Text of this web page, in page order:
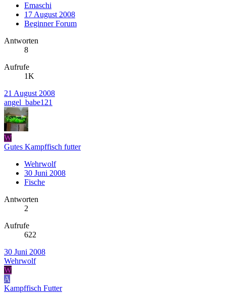
Emaschi
17 August 2008
Beginner Forum
Antworten
8
Aufrufe
1K
21 August 2008
angel_babe121
W
Gutes Kampffisch futter
Wehrwolf
30 Juni 2008
Fische
Antworten
2
Aufrufe
622
30 Juni 2008
Wehrwolf
W
A
Kampffisch Futter